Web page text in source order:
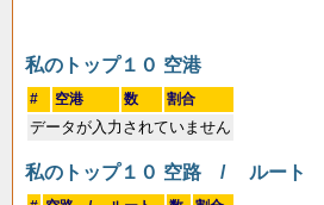
私のトップ１０ 空港
# 空港 数 割合
データが入力されていません
私のトップ１０ 空路 / ルート